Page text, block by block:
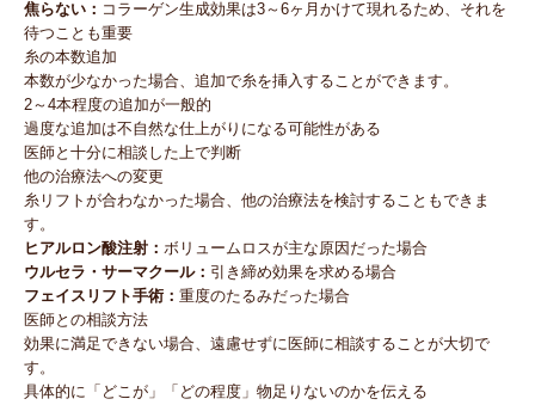
焦らない： コラーゲン生成効果は3～6ヶ月かけて現れるため、それを
待つことも重要
糸の本数追加
本数が少なかった場合、追加で糸を挿入することができます。
2～4本程度の追加が一般的
過度な追加は不自然な仕上がりになる可能性がある
医師と十分に相談した上で判断
他の治療法への変更
糸リフトが合わなかった場合、他の治療法を検討することもできま
す。
ヒアルロン酸注射： ボリュームロスが主な原因だった場合
ウルセラ・サーマクール： 引き締め効果を求める場合
フェイスリフト手術： 重度のたるみだった場合
医師との相談方法
効果に満足できない場合、遠慮せずに医師に相談することが大切で
す。
具体的に「どこが」「どの程度」物足りないのかを伝える